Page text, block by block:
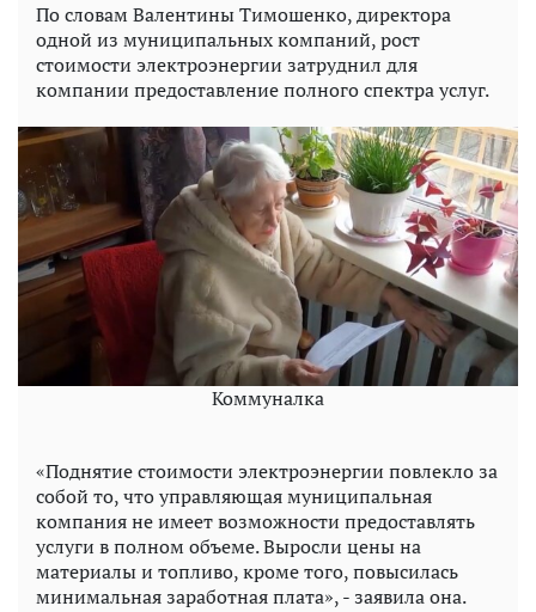
По словам Валентины Тимошенко, директора
одной из муниципальных компаний, рост
стоимости электроэнергии затруднил для
компании предоставление полного спектра услуг.
Коммуналка
«Поднятие стоимости электроэнергии повлекло за
собой то, что управляющая муниципальная
компания не имеет возможности предоставлять
услуги в полном объеме. Выросли цены на
материалы и топливо, кроме того, повысилась
минимальная заработная плата», - заявила она.